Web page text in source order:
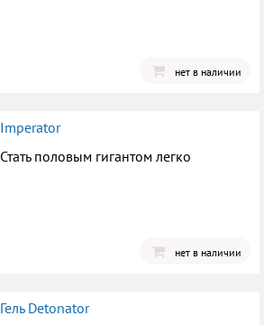
нет в наличии
Imperator
Стать половым гигантом легко
нет в наличии
Гель Detonator